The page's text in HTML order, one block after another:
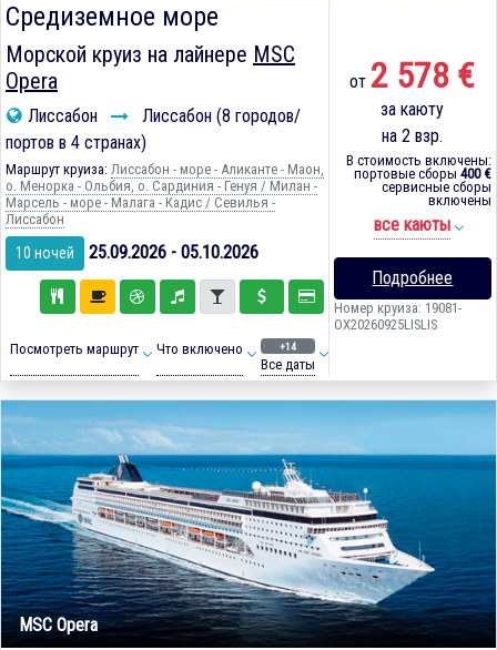
Средиземное море
Морской круиз на лайнере MSC
Opera
Лиссабон
Лиссабон (8 городов/
портов в 4 странах)
Маршрут круиза: Лиссабон - море - Аликанте - Маон,
о. Менорка - Ольбия, о. Сардиния - Генуя / Милан -
Марсель - море - Малага - Кадиc / Севилья -
Лиссабон
10 ночей 25.09.2026 - 05.10.2026
Посмотреть маршрут Что включено +14
Все даты
от 2 578 €
за каюту
на 2 взр.
В стоимость включены:
портовые сборы 400 €
сервисные сборы
включены
все каюты
Подробнее
Номер круиза: 19081-
OX20260925LISLIS
MSC Opera